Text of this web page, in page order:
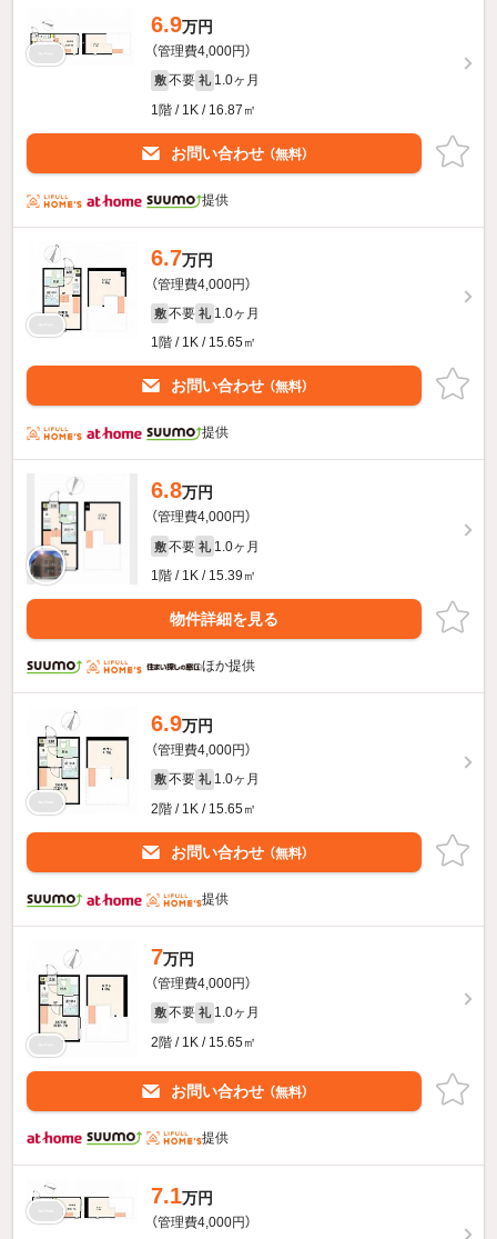
6.9万円
（管理費4,000円）
敷 不要 礼 1.0ヶ月
1階 / 1K / 16.87㎡
お問い合わせ （無料）
提供
6.7万円
（管理費4,000円）
敷 不要 礼 1.0ヶ月
1階 / 1K / 15.65㎡
お問い合わせ （無料）
提供
6.8万円
（管理費4,000円）
敷 不要 礼 1.0ヶ月
1階 / 1K / 15.39㎡
物件詳細を見る
ほか提供
6.9万円
（管理費4,000円）
敷 不要 礼 1.0ヶ月
2階 / 1K / 15.65㎡
お問い合わせ （無料）
提供
7万円
（管理費4,000円）
敷 不要 礼 1.0ヶ月
2階 / 1K / 15.65㎡
お問い合わせ （無料）
提供
7.1万円
（管理費4,000円）